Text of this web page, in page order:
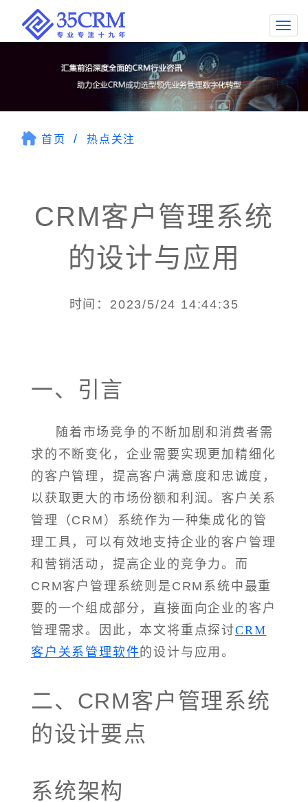
首页 热点关注
CRM客户管理系统
的设计与应用
时间：2023/5/24 14:44:35
一、引言
随着市场竞争的不断加剧和消费者需
求的不断变化，企业需要实现更加精细化
的客户管理，提高客户满意度和忠诚度，
以获取更大的市场份额和利润。客户关系
管理（CRM）系统作为一种集成化的管
理工具，可以有效地支持企业的客户管理
和营销活动，提高企业的竞争力。而
CRM客户管理系统则是CRM系统中最重
要的一个组成部分，直接面向企业的客户
管理需求。因此，本文将重点探讨CRM
客户关系管理软件的设计与应用。
二、CRM客户管理系统
的设计要点
系统架构